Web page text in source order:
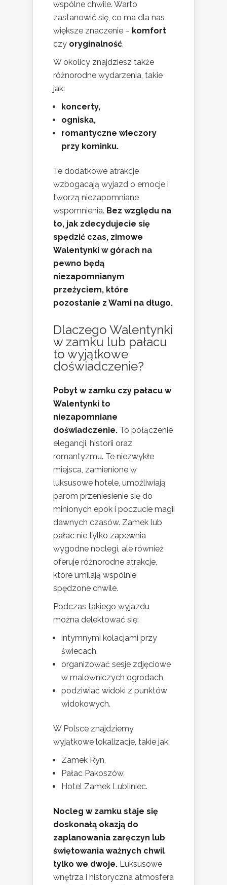
wspólne chwile. Warto
zastanowić się, co ma dla nas
większe znaczenie – komfort
czy oryginalność.
W okolicy znajdziesz także
różnorodne wydarzenia, takie
jak:
koncerty,
ogniska,
romantyczne wieczory
przy kominku.
Te dodatkowe atrakcje
wzbogacają wyjazd o emocje i
tworzą niezapomniane
wspomnienia. Bez względu na
to, jak zdecydujecie się
spędzić czas, zimowe
Walentynki w górach na
pewno będą
niezapomnianym
przeżyciem, które
pozostanie z Wami na długo.
Dlaczego Walentynki
w zamku lub pałacu
to wyjątkowe
doświadczenie?
Pobyt w zamku czy pałacu w
Walentynki to
niezapomniane
doświadczenie. To połączenie
elegancji, historii oraz
romantyzmu. Te niezwykłe
miejsca, zamienione w
luksusowe hotele, umożliwiają
parom przeniesienie się do
minionych epok i poczucie magii
dawnych czasów. Zamek lub
pałac nie tylko zapewnia
wygodne noclegi, ale również
oferuje różnorodne atrakcje,
które umilają wspólnie
spędzone chwile.
Podczas takiego wyjazdu
można delektować się:
intymnymi kolacjami przy
świecach,
organizować sesje zdjęciowe
w malowniczych ogrodach,
podziwiać widoki z punktów
widokowych.
W Polsce znajdziemy
wyjątkowe lokalizacje, takie jak:
Zamek Ryn,
Pałac Pakoszów,
Hotel Zamek Lubliniec.
Nocleg w zamku staje się
doskonałą okazją do
zaplanowania zaręczyn lub
świętowania ważnych chwil
tylko we dwoje. Luksusowe
wnętrza i historyczna atmosfera